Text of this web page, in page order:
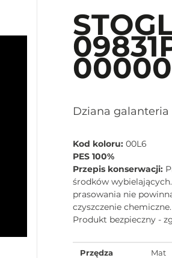
00000
Dziana galanteria
Kod koloru: 00L6
PES 100%
Przepis konserwacji:
środków
prasowania nie
czyszczenie chemiczne.
Produkt bezpieczny -
Przędza Mat